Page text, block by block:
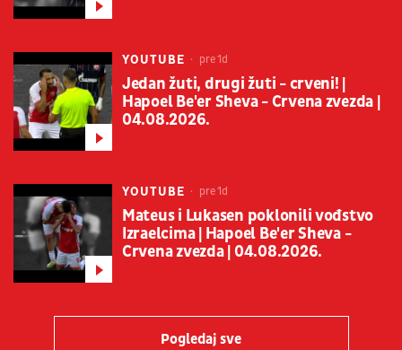
YOUTUBE pre 1d
Jedan žuti, drugi žuti - crveni! |
Hapoel Be'er Sheva - Crvena zvezda |
04.08.2026.
YOUTUBE pre 1d
Mateus i Lukasen poklonili vođstvo
Izraelcima | Hapoel Be'er Sheva -
Crvena zvezda | 04.08.2026.
Pogledaj sve